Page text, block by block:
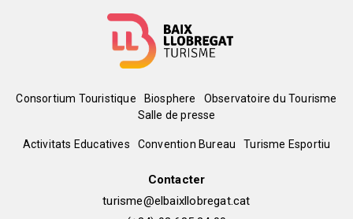
Menú
del
Consortium Touristique Biosphere
Observatoire du Tourisme
Salle de presse
Peu
Activitats Educatives Convention Bureau Turisme Esportiu
Contacter
turisme@elbaixllobregat.cat